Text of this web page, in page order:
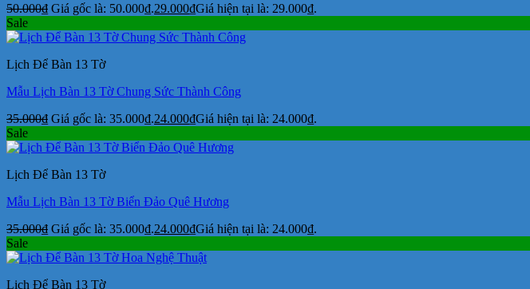
50.000₫ Giá gốc là: 50.000₫.29.000₫Giá hiện tại là: 29.000₫.
Sale
Lịch Để Bàn 13 Tờ
Mẫu Lịch Bàn 13 Tờ Chung Sức Thành Công
35.000₫ Giá gốc là: 35.000₫.24.000₫Giá hiện tại là: 24.000₫.
Sale
Lịch Để Bàn 13 Tờ
Mẫu Lịch Bàn 13 Tờ Biển Đảo Quê Hương
35.000₫ Giá gốc là: 35.000₫.24.000₫Giá hiện tại là: 24.000₫.
Sale
Lịch Để Bàn 13 Tờ